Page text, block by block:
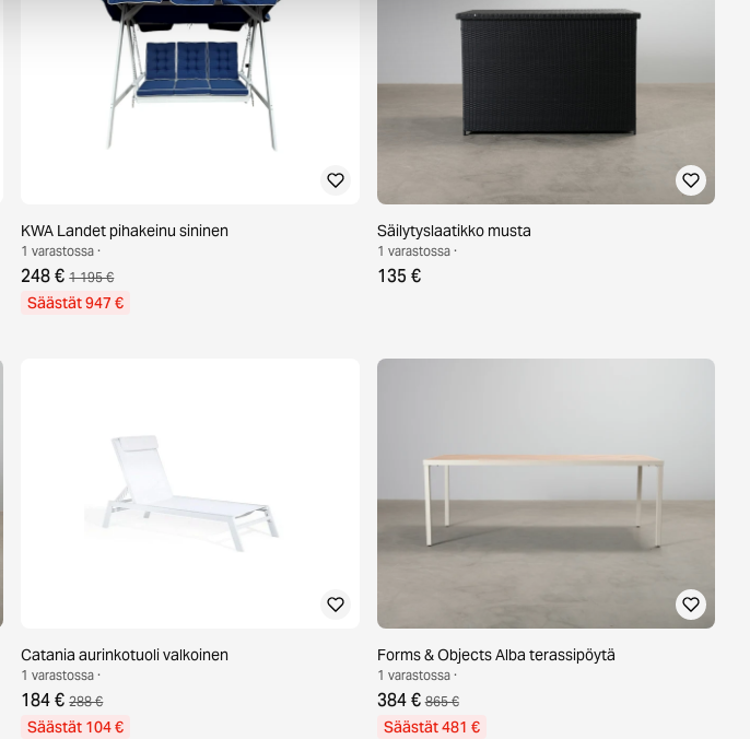
KWA Landet pihakeinu sininen
1 varastossa ·
248 € 1 195 €
Säästät 947 €
Säilytyslaatikko musta
1 varastossa ·
135 €
Catania aurinkotuoli valkoinen
1 varastossa ·
184 € 288 €
Säästät 104 €
Forms & Objects Alba terassipöytä
1 varastossa ·
384 € 865 €
Säästät 481 €